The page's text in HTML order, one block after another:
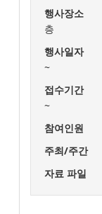
행사장소
층
행사일자
~
접수기간
~
참여인원
주최/주간
자료 파일